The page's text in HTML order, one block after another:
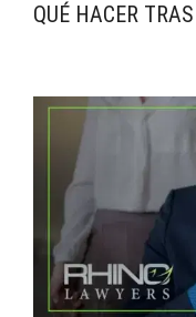
QUÉ HACER